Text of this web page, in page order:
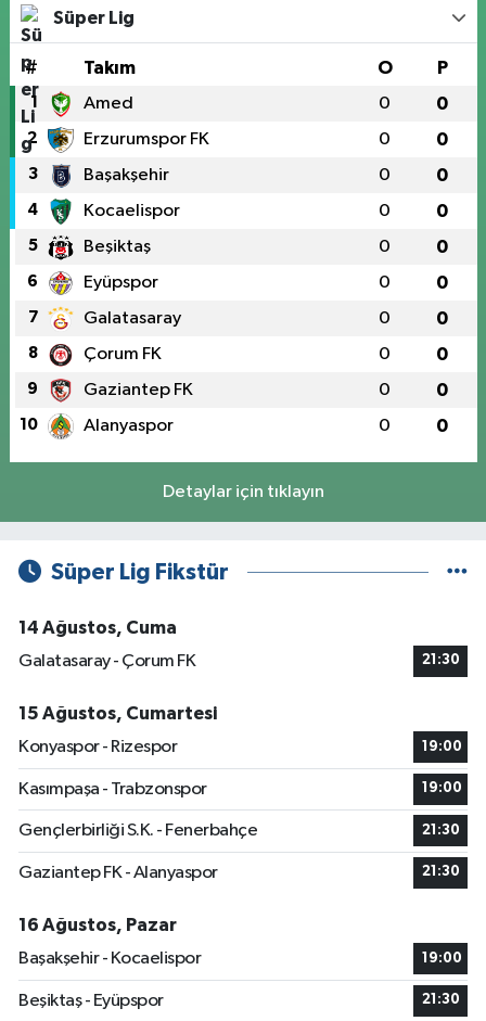
Süper Lig
# Takım O P
1 Amed 0 0
2 Erzurumspor FK 0 0
3 Başakşehir 0 0
4 Kocaelispor 0 0
5 Beşiktaş 0 0
6 Eyüpspor 0 0
7 Galatasaray 0 0
8 Çorum FK 0 0
9 Gaziantep FK 0 0
10 Alanyaspor 0 0
Detaylar için tıklayın
Süper Lig Fikstür
14 Ağustos, Cuma
Galatasaray - Çorum FK
21:30
15 Ağustos, Cumartesi
Konyaspor - Rizespor
19:00
Kasımpaşa - Trabzonspor 19:00
Gençlerbirliği S.K. - Fenerbahçe 21:30
Gaziantep FK - Alanyaspor 21:30
16 Ağustos, Pazar
Başakşehir - Kocaelispor
19:00
Beşiktaş - Eyüpspor 21:30